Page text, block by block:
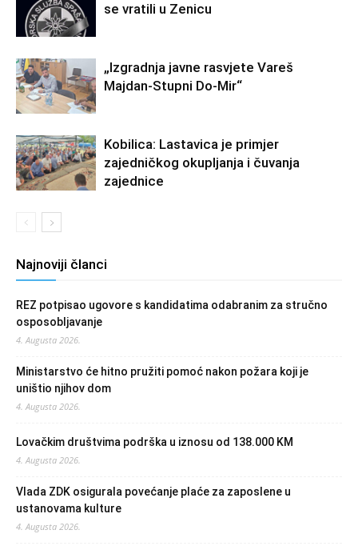
se vratili u Zenicu
„Izgradnja javne rasvjete Vareš
Majdan-Stupni Do-Mir“
Kobilica: Lastavica je primjer
zajedničkog okupljanja i čuvanja
zajednice
Najnoviji članci
REZ potpisao ugovore s kandidatima odabranim za stručno
osposobljavanje
4. Augusta 2026.
Ministarstvo će hitno pružiti pomoć nakon požara koji je
uništio njihov dom
4. Augusta 2026.
Lovačkim društvima podrška u iznosu od 138.000 KM
4. Augusta 2026.
Vlada ZDK osigurala povećanje plaće za zaposlene u
ustanovama kulture
4. Augusta 2026.